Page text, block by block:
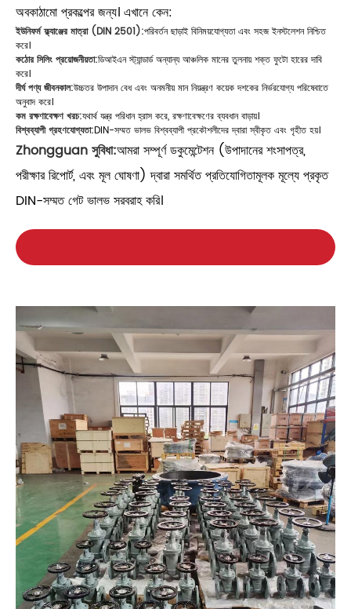
অবকাঠামো প্রকল্পের জন্য। এখানে কেন:
ইউনিফর্ম ফ্ল্যাঞ্জের মাত্রা (DIN 2501):পরিবর্তন ছাড়াই বিনিময়যোগ্যতা এবং সহজ ইনস্টলেশন নিশ্চিত
করে।
কঠোর সিলিং প্রয়োজনীয়তা:ডিআইএন স্ট্যান্ডার্ড অন্যান্য আঞ্চলিক মানের তুলনায় শক্ত ফুটো হারের দাবি
করে।
দীর্ঘ পণ্য জীবনকাল:উচ্চতর উপাদান বেধ এবং অনমনীয় মান নিয়ন্ত্রণ কয়েক দশকের নির্ভরযোগ্য পরিষেবাতে
অনুবাদ করে।
কম রক্ষণাবেক্ষণ খরচ:যথার্থ যন্ত্র পরিধান হ্রাস করে, রক্ষণাবেক্ষণের ব্যবধান বাড়ায়।
বিশ্বব্যাপী গ্রহণযোগ্যতা:DIN-সম্মত ভালভ বিশ্বব্যাপী প্রকৌশলীদের দ্বারা স্বীকৃত এবং গৃহীত হয়।
Zhongguan সুবিধা:আমরা সম্পূর্ণ ডকুমেন্টেশন (উপাদানের শংসাপত্র,
পরীক্ষার রিপোর্ট, এবং মূল ঘোষণা) দ্বারা সমর্থিত প্রতিযোগিতামূলক মূল্যে প্রকৃত
DIN-সম্মত গেট ভালভ সরবরাহ করি।